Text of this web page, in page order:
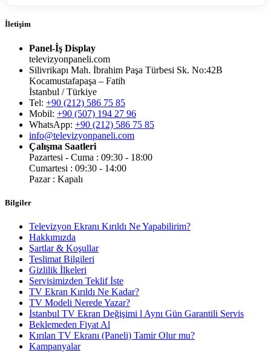
İletişim
Panel-İş Display
televizyonpaneli.com
Silivrikapı Mah. İbrahim Paşa Türbesi Sk. No:42B
Kocamustafapaşa – Fatih
İstanbul / Türkiye
Tel: +90 (212) 586 75 85
Mobil: +90 (507) 194 27 96
WhatsApp: +90 (212) 586 75 85
info@televizyonpaneli.com
Çalışma Saatleri
Pazartesi - Cuma : 09:30 - 18:00
Cumartesi : 09:30 - 14:00
Pazar : Kapalı
Bilgiler
Televizyon Ekranı Kırıldı Ne Yapabilirim?
Hakkımızda
Şartlar & Koşullar
Teslimat Bilgileri
Gizlilik İlkeleri
Servisimizden Teklif İste
TV Ekran Kırıldı Ne Kadar?
TV Modeli Nerede Yazar?
İstanbul TV Ekran Değişimi l Aynı Gün Garantili Servis
Beklemeden Fiyat Al
Kırılan TV Ekranı (Paneli) Tamir Olur mu?
Kampanyalar